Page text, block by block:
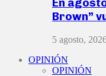
Brown”
5 agosto,
OPINIÓN
OPINIÓN